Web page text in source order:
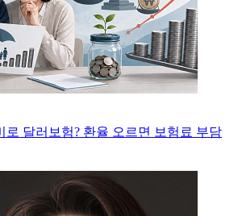
로 달러보험? 환율 오르면 보험료 부담